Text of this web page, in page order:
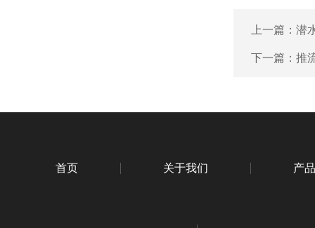
上一篇： 潜
下一篇： 推
首页 关于我们 产